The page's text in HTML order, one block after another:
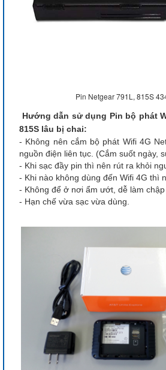
Pin Netgear 791L, 815S
Hướng dẫn sử dụng Pin bộ phát
815S lâu bị chai:
- Không nên cắm bộ phát Wifi 4G
nguồn điện liên tục. (Cắm suốt ngày,
- Khi sạc đầy pin thì nên rút ra khỏi
- Khi nào không dùng đến Wifi 4G thì
- Không để ở nơi ẩm ướt, dễ làm chập
- Hạn chế vừa sạc vừa dùng.